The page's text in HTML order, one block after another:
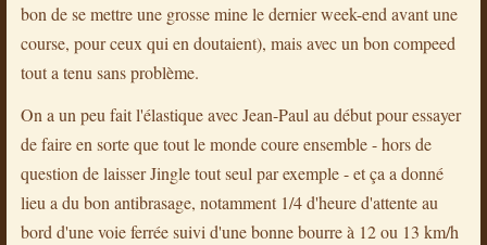
bon de se mettre une grosse mine le dernier week-end avant une
course, pour ceux qui en doutaient), mais avec un bon compeed
tout a tenu sans problème.
On a un peu fait l'élastique avec Jean-Paul au début pour essayer
de faire en sorte que tout le monde coure ensemble - hors de
question de laisser Jingle tout seul par exemple - et ça a donné
lieu a du bon antibrasage, notamment 1/4 d'heure d'attente au
bord d'une voie ferrée suivi d'une bonne bourre à 12 ou 13 km/h